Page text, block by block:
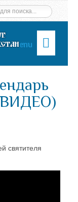
Menu
святителя